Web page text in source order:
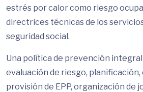
estrés por calor como riesgo
directrices técnicas de los
seguridad social.
Una política de prevención
evaluación de riesgo,
provisión de EPP, organización de